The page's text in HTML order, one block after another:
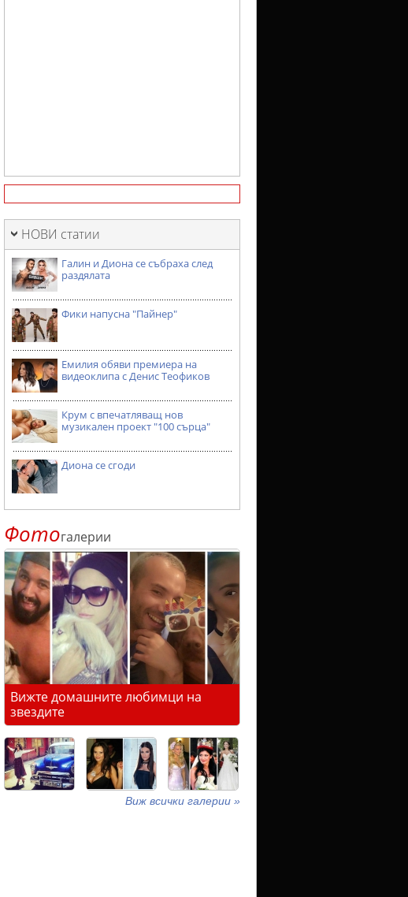
НОВИ статии
Галин и Диона се събраха след
раздялата
Фики напусна "Пайнер"
Емилия обяви премиера на
видеоклипа с Денис Теофиков
Крум с впечатляващ нов
музикален проект "100 сърца"
Диона се сгоди
Фотогалерии
Вижте домашните любимци на
звездите
Виж всички галерии »